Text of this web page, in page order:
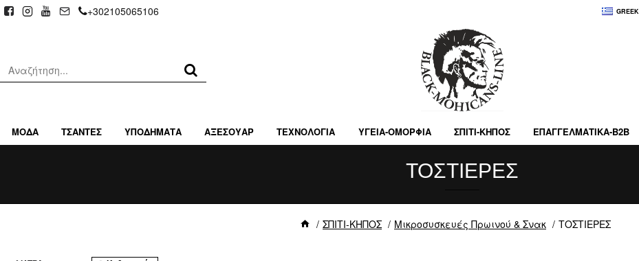
+302105065106 GREEK
ΜΟΔΑ ΤΣΑΝΤΕΣ ΥΠΟΔΗΜΑΤΑ ΑΞΕΣΟΥΑΡ ΤΕΧΝΟΛΟΓΙΑ ΥΓΕΙΑ-ΟΜΟΡΦΙΑ ΣΠΙΤΙ-ΚΗΠΟΣ ΕΠΑΓΓΕΛΜΑΤΙΚA-B2B
ΣΠΙΤΙ-ΚΗΠΟΣ Μικροσυσκευές Πρωινού & Σνακ ΤΟΣΤΙΕΡΕΣ
ΤΟΣΤΙΕΡΕΣ